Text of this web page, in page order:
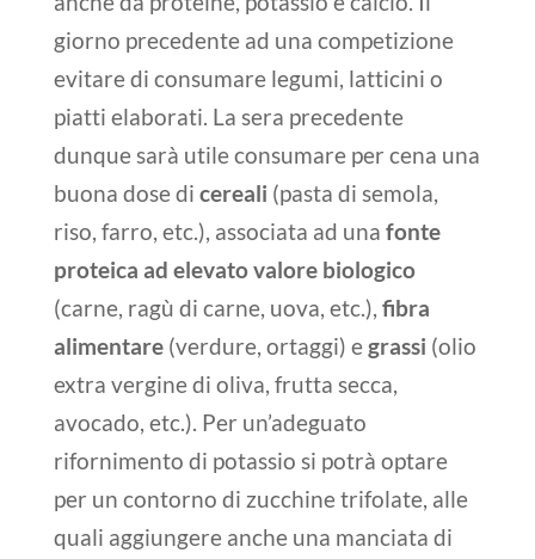
giorno precedente ad una competizione
evitare di consumare legumi, latticini o
piatti elaborati. La sera precedente
dunque sarà utile consumare per cena una
buona dose di cereali (pasta di semola,
riso, farro, etc.), associata ad una fonte
proteica ad elevato valore biologico
(carne, ragù di carne, uova, etc.), fibra
alimentare(verdure, ortaggi) egrassi (olio
extra vergine di oliva, frutta secca,
avocado, etc.). Per un’adeguato
rifornimento di potassio si potrà optare
per un contorno di zucchine trifolate, alle
quali aggiungere anche una manciata di